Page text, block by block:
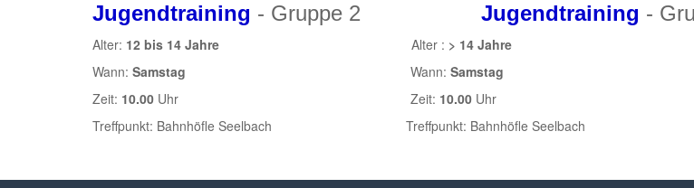
Jugendtraining - Gruppe 2 Jugendtraining -
Alter: 12 bis 14 Jahre Alter : > 14 Jahre
Wann: Samstag Wann: Samstag
Zeit: 10.00 Uhr Zeit: 10.00 Uhr
Treffpunkt: Bahnhöfle Seelbach Treffpunkt: Bahnhöfle Seelbach